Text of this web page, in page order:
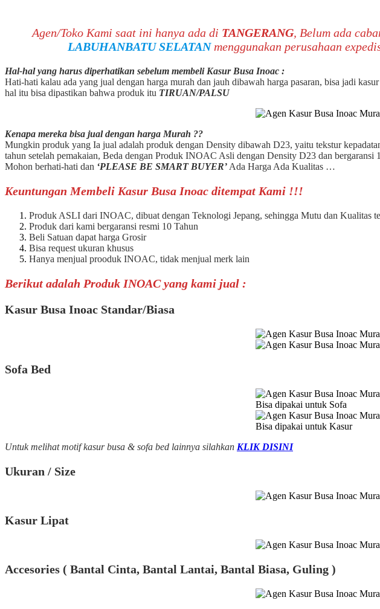
Agen/Toko Kami saat ini hanya ada di TANGERANG, Belum ada
LABUHANBATU SELATANmenggunakan perusahaan
Hal-hal yang harus diperhatikan sebelum membeli Kasur Busa Inoac :
Hati-hati kalau ada yang jual dengan harga murah dan jauh dibawah harga pasaran, bisa jadi
hal itu bisa dipastikan bahwa produk itu TIRUAN/PALSU
Kenapa mereka bisa jual dengan harga Murah ??
Mungkin produk yang Ia jual adalah produk dengan Density dibawah D23, yaitu tekstur
tahun setelah pemakaian, Beda dengan Produk INOAC Asli dengan Density D23 dan bergaransi
Mohon berhati-hati dan ‘PLEASE BE SMART BUYER’ Ada Harga Ada Kualitas …
Keuntungan Membeli Kasur Busa Inoac ditempat Kami !!!
Produk ASLI dari INOAC, dibuat dengan Teknologi Jepang, sehingga Mutu dan Kualitas
Produk dari kami bergaransi resmi 10 Tahun
Beli Satuan dapat harga Grosir
Bisa request ukuran khusus
Hanya menjual prooduk INOAC, tidak menjual merk lain
Berikut adalah Produk INOAC yang kami jual :
Kasur Busa Inoac Standar/Biasa
Sofa Bed
Bisa dipakai untuk Sofa
Bisa dipakai untuk Kasur
Untuk melihat motif kasur busa & sofa bed lainnya silahkan KLIK DISINI
Ukuran / Size
Kasur Lipat
Accesories ( Bantal Cinta, Bantal Lantai, Bantal Biasa, Guling )